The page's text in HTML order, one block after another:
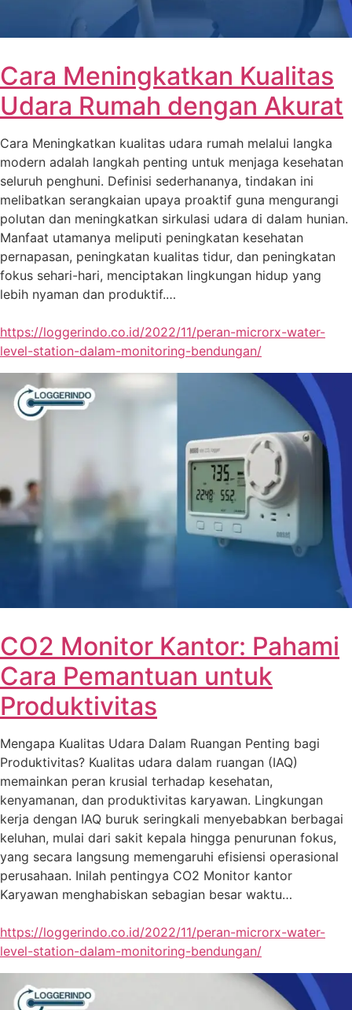
Cara Meningkatkan Kualitas
Udara Rumah dengan Akurat
Cara Meningkatkan kualitas udara rumah melalui langka
modern adalah langkah penting untuk menjaga kesehatan
seluruh penghuni. Definisi sederhananya, tindakan ini
melibatkan serangkaian upaya proaktif guna mengurangi
polutan dan meningkatkan sirkulasi udara di dalam hunian.
Manfaat utamanya meliputi peningkatan kesehatan
pernapasan, peningkatan kualitas tidur, dan peningkatan
fokus sehari-hari, menciptakan lingkungan hidup yang
lebih nyaman dan produktif.…
https://loggerindo.co.id/2022/11/peran-microrx-water-
level-station-dalam-monitoring-bendungan/
CO2 Monitor Kantor: Pahami
Cara Pemantuan untuk
Produktivitas
Mengapa Kualitas Udara Dalam Ruangan Penting bagi
Produktivitas? Kualitas udara dalam ruangan (IAQ)
memainkan peran krusial terhadap kesehatan,
kenyamanan, dan produktivitas karyawan. Lingkungan
kerja dengan IAQ buruk seringkali menyebabkan berbagai
keluhan, mulai dari sakit kepala hingga penurunan fokus,
yang secara langsung memengaruhi efisiensi operasional
perusahaan. Inilah pentingya CO2 Monitor kantor
Karyawan menghabiskan sebagian besar waktu…
https://loggerindo.co.id/2022/11/peran-microrx-water-
level-station-dalam-monitoring-bendungan/